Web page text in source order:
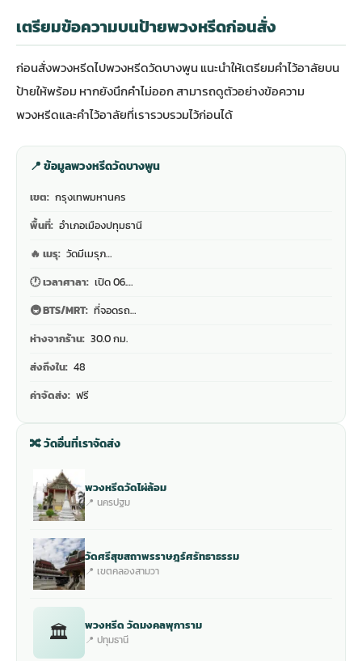
เตรียมข้อความบนป้ายพวงหรีดก่อนสั่ง
ก่อนสั่งพวงหรีดไปพวงหรีดวัดบางพูน แนะนำให้เตรียมคำไว้อาลัยบน
ป้ายให้พร้อม หากยังนึกคำไม่ออก สามารถดูตัวอย่างข้อความ
พวงหรีดและคำไว้อาลัยที่เรารวบรวมไว้ก่อนได้
📍 ข้อมูลพวงหรีดวัดบางพูน
เขต: กรุงเทพมหานคร
พื้นที่: อำเภอเมืองปทุมธานี
🔥 เมรุ: วัดมีเมรุภ…
🕐 เวลาศาลา: เปิด 06.…
🚇 BTS/MRT: ที่จอดรถ…
ห่างจากร้าน: 30.0 กม.
ส่งถึงใน: 48
ค่าจัดส่ง: ฟรี
🔀 วัดอื่นที่เราจัดส่ง
พวงหรีดวัดไผ่ล้อม
📍 นครปฐม
วัดศรีสุขสถาพรราษฎร์ศรัทธาธรรม
📍 เขตคลองสามวา
🏛 พวงหรีด วัดมงคลพุการาม
📍 ปทุมธานี